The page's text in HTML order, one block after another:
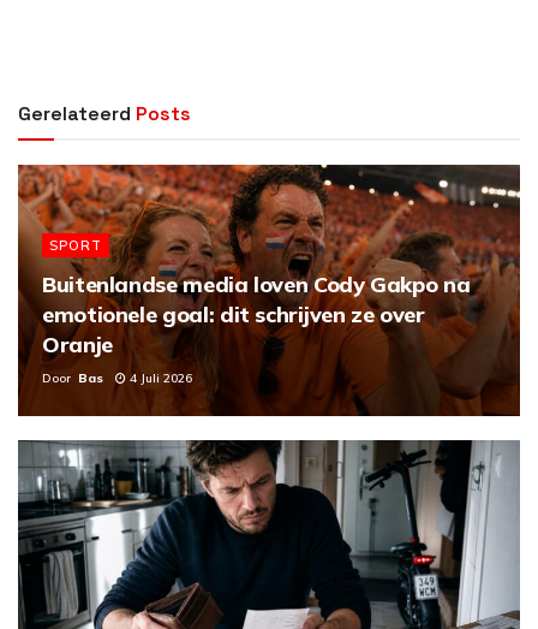
Gerelateerd Posts
SPORT
Buitenlandse media loven Cody Gakpo na
emotionele goal: dit schrijven ze over
Oranje
Door Bas 4 Juli 2026